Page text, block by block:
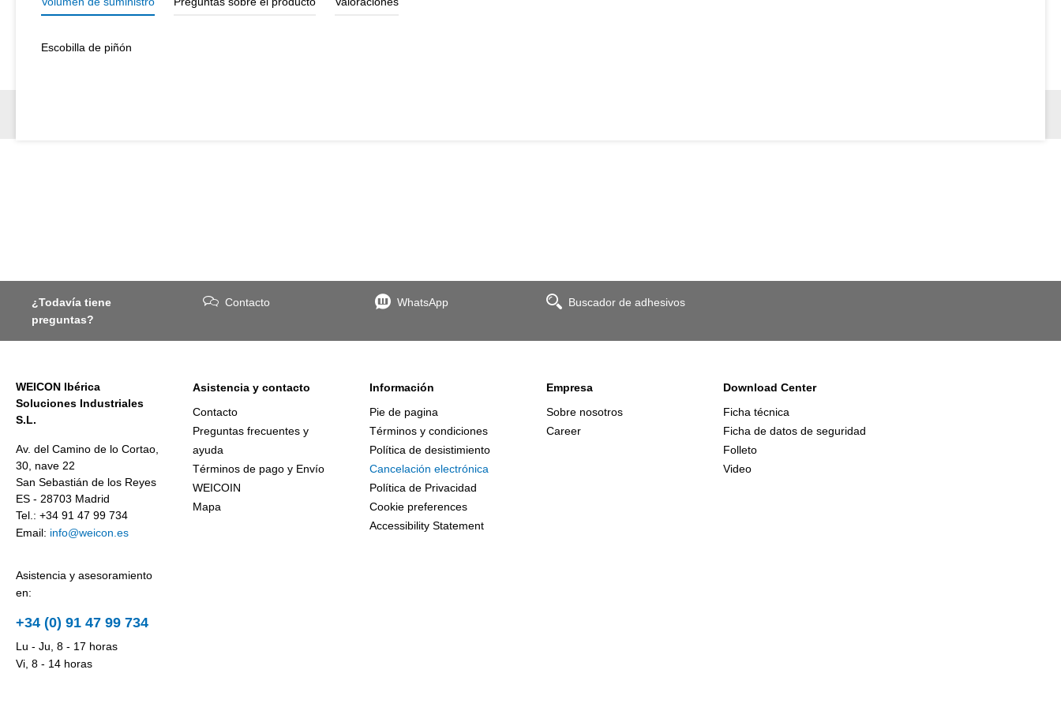
Escobilla de piñón
¿Todavía tiene
preguntas?
Contacto WhatsApp Buscador de adhesivos
WEICON Ibérica
Soluciones Industriales
S.L.
Av. del Camino de lo Cortao,
30, nave 22
San Sebastián de los Reyes
ES - 28703 Madrid
Tel.: +34 91 47 99 734
Email: info@weicon.es
Asistencia y asesoramiento
en:
+34 (0) 91 47 99 734
Lu - Ju, 8 - 17 horas
Vi, 8 - 14 horas
Asistencia y contacto
Contacto
Preguntas frecuentes y
ayuda
Términos de pago y Envío
WEICOIN
Mapa
Información
Pie de pagina
Términos y condiciones
Política de desistimiento
Cancelación electrónica
Política de Privacidad
Cookie preferences
Accessibility Statement
Empresa
Sobre nosotros
Career
Download Center
Ficha técnica
Ficha de datos de seguridad
Folleto
Video